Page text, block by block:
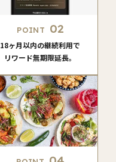
POINT 02
18ヶ月以内の継続利用で
リワード無期限延長。